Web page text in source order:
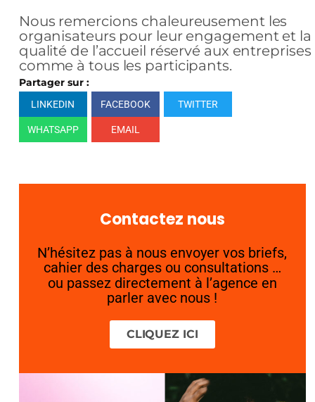
Nous remercions chaleureusement les
organisateurs pour leur engagement et la
qualité de l’accueil réservé aux entreprises
comme à tous les participants.
Partager sur :
LINKEDIN FACEBOOK TWITTER
WHATSAPP EMAIL
Contactez nous
N’hésitez pas à nous envoyer vos briefs,
cahier des charges ou consultations …
ou passez directement à l’agence en
parler avec nous !
CLIQUEZ ICI